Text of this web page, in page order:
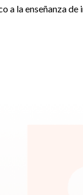
a la enseñanza